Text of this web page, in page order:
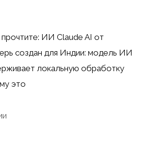
ИИ Claude AI от
создан для Индии: модель ИИ
локальную обработку
это